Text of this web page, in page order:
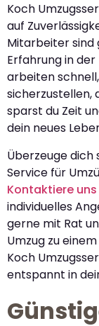
Koch
auf
Mitarbeiter sind
Erfahrung in
arbeiten
sicherzustellen,
sparst du Zeit
dein neues
Überzeuge
Service für
Kontaktiere uns
individuelles
gerne mit Rat
Umzug zu
Koch
entspannt in